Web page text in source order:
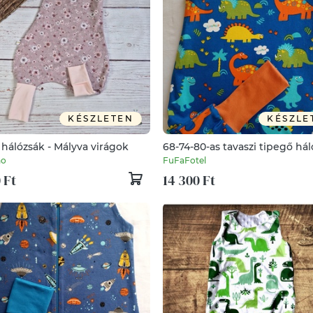
KÉSZLETEN
- Mályva virágok
Ft
68-74-80-as tavaszi tipegő
átmenti pamut kék dínós
FuFaFotel
14 300 Ft